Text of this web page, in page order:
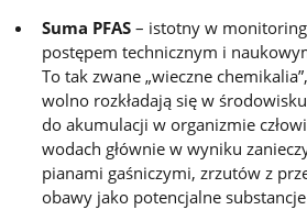
Suma PFAS– istotny w
postępem technicznym i
To tak zwane „wieczne
wolno rozkładają się w
do akumulacji w organizmie
wodach głównie w wyniku
pianami gaśniczymi, zrzutów z
obawy jako potencjalne